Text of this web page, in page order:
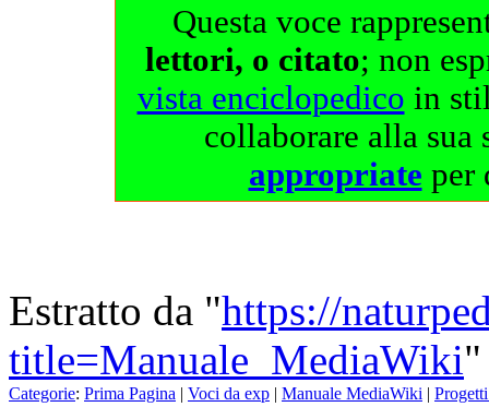
Questa voce
lettori, o citato; non
vista enciclopedico in
collaborare alla sua
appropriate per
Estratto da "https://
title=Manuale_MediaWiki"
Categorie: Prima Pagina | Voci da exp | Manuale MediaWiki |